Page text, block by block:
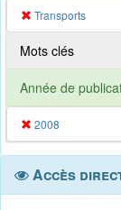
Transports
Mots clés
Année de
2008
Accès